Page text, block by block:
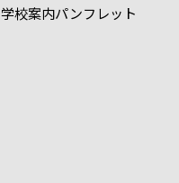
学校案内パンフレット